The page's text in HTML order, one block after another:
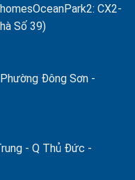
CX2-
Số 39)
Đông Sơn -
- Q Thủ Đức -